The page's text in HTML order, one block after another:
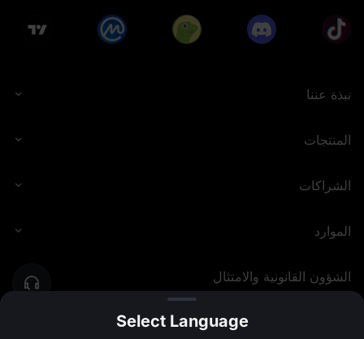
نبذة عننا
المنتجات
الشراكات
الموارد
الشؤون القانونية والامتثال
Select Language